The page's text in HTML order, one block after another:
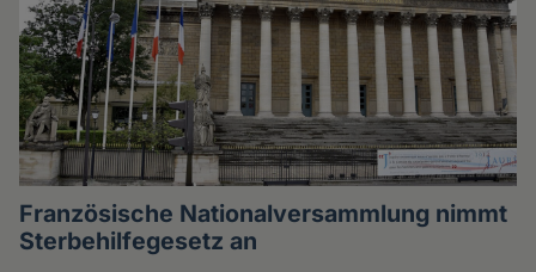
Französische Nationalversammlung nimmt
Sterbehilfegesetz an